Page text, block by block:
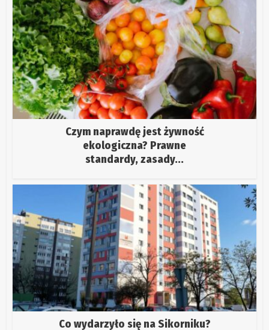
Czym naprawdę jest żywność
ekologiczna? Prawne
standardy, zasady...
Co wydarzyło się na Sikorniku?